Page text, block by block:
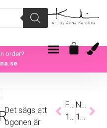
order?
Det sägs att
ögonen är
Föregående
15 DECEMBER – NEW YORK CITY
Nästa
17 DECEMBER – MINIBRICKOR